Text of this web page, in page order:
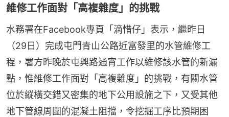
維修工作面對「高複雜度」的挑戰
水務署在Facebook專頁「滴惜仔」表示，繼昨日
（29日）完成屯門青山公路近富發里的水管維修工
程，署方昨晚於屯興路通宵工作以維修該水管的新漏
點，惟維修工作面對「高複雜度」的挑戰，有關水管
位於縱橫交錯又密集的地下公用設施之下，又受其他
地下管線周圍的混凝土阻擋，令挖掘工序比預期困